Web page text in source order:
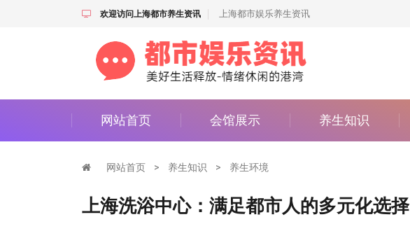
欢迎访问上海都市养生资讯 上海都市娱乐养生资讯
网站首页 会馆展示 养生知识
网站首页 > 养生知识 > 养生环境
上海洗浴中心：满足都市人的多元化选择